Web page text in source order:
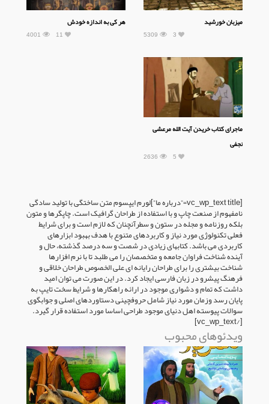
میزبان خورشید
5309 3
هر کی به اندازه خودش
4001 11
ماجرای کتاب خریدن آیت الله مرعشی
نجفی
2636 5
[vc_wp_text title=”درباره ما”]لورم ایپسوم متن ساختگی با تولید سادگی
نامفهوم از صنعت چاپ و با استفاده از طراحان گرافیک است. چاپگرها و متون
بلکه روزنامه و مجله در ستون و سطرآنچنان که لازم است و برای شرایط
فعلی تکنولوژی مورد نیاز و کاربردهای متنوع با هدف بهبود ابزارهای
کاربردی می باشد. کتابهای زیادی در شصت و سه درصد گذشته، حال و
آینده شناخت فراوان جامعه و متخصصان را می طلبد تا با نرم افزارها
شناخت بیشتری را برای طراحان رایانه ای علی الخصوص طراحان خلاقی و
فرهنگ پیشرو در زبان فارسی ایجاد کرد. در این صورت می توان امید
داشت که تمام و دشواری موجود در ارائه راهکارها و شرایط سخت تایپ به
پایان رسد وزمان مورد نیاز شامل حروفچینی دستاوردهای اصلی و جوابگوی
سوالات پیوسته اهل دنیای موجود طراحی اساسا مورد استفاده قرار گیرد.
[/vc_wp_text]
ویدئوهای محبوب